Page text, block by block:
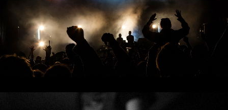
CONTACT
RECHERCHE